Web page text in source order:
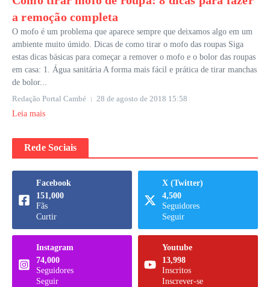
a remoção completa
O mofo é um problema que aparece sempre que deixamos algo em um
ambiente muito úmido. Dicas de como tirar o mofo das roupas Siga
estas dicas básicas para começar a remover o mofo e o bolor das roupas
em casa: 1. Água sanitária A forma mais fácil e prática de tirar manchas
de bolor...
Redação Portal Cambé
28 de agosto de 2018 15:58
Leia mais
Rede Sociais
Facebook
151,000
Fãs
Curtir
X (Twitter)
4,500
Seguidores
Seguir
Instagram
74,000
Seguidores
Seguir
Youtube
13,998
Inscritos
Inscrever-se